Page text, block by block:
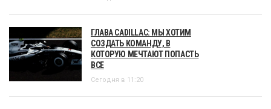
ГЛАВА CADILLAC: МЫ ХОТИМ
СОЗДАТЬ КОМАНДУ, В
КОТОРУЮ МЕЧТАЮТ ПОПАСТЬ
ВСЕ
Сегодня в 11:20